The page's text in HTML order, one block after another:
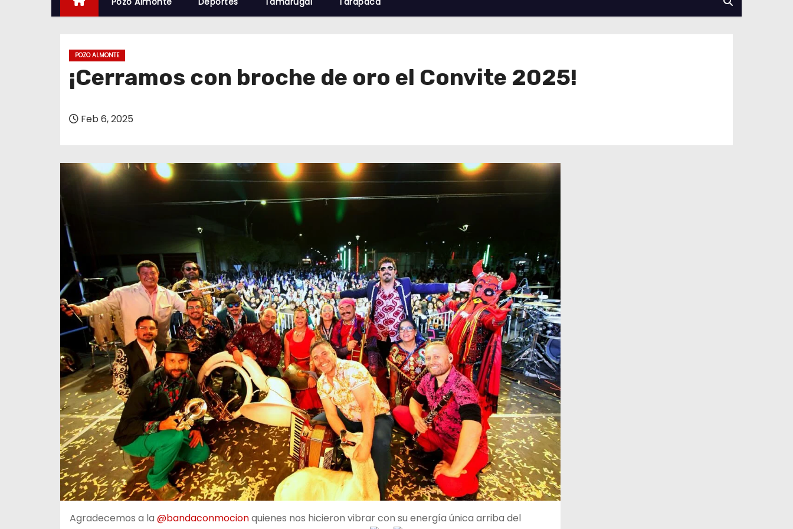
POZO ALMONTE
¡Cerramos con broche de oro el Convite 2025!
Feb 6, 2025
Agradecemos a la @bandaconmocionquienes nos hicieron vibrar con su energía única arriba del